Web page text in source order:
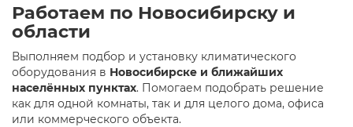
Работаем по Новосибирску и
области
Выполняем подбор и установку климатического
оборудования в Новосибирске и ближайших
населённых пунктах. Помогаем подобрать решение
как для одной комнаты, так и для целого дома, офиса
или коммерческого объекта.